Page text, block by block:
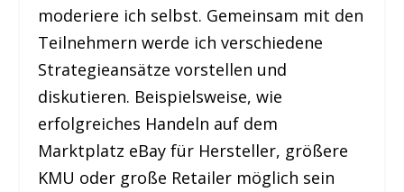
moderiere ich selbst. Gemeinsam mit den
Teilnehmern werde ich verschiedene
Strategieansätze vorstellen und
diskutieren. Beispielsweise, wie
erfolgreiches Handeln auf dem
Marktplatz eBay für Hersteller, größere
KMU oder große Retailer möglich sein